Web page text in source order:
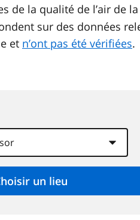
de la qualité de l’air de la
sur des données
et n’ont pas été vérifiées.